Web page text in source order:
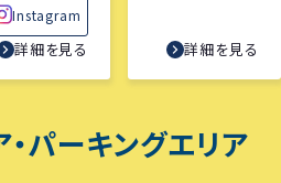
Instagram
詳細を見る 詳細を見る
パーキングエリア